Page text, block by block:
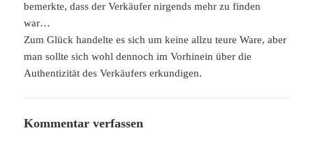
bemerkte, dass der Verkäufer nirgends mehr zu finden
war…
Zum Glück handelte es sich um keine allzu teure Ware, aber
man sollte sich wohl dennoch im Vorhinein über die
Authentizität des Verkäufers erkundigen.
Kommentar verfassen